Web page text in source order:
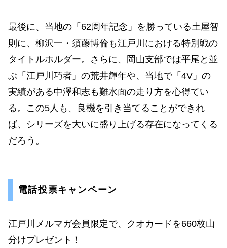
最後に、当地の「62周年記念」を勝っている土屋智
則に、柳沢一・須藤博倫も江戸川における特別戦の
タイトルホルダー。さらに、岡山支部では平尾と並
ぶ「江戸川巧者」の荒井輝年や、当地で「4V」の
実績がある中澤和志も難水面の走り方を心得てい
る。この5人も、良機を引き当てることができれ
ば、シリーズを大いに盛り上げる存在になってくる
だろう。
電話投票キャンペーン
江戸川メルマガ会員限定で、クオカードを660枚山
分けプレゼント！